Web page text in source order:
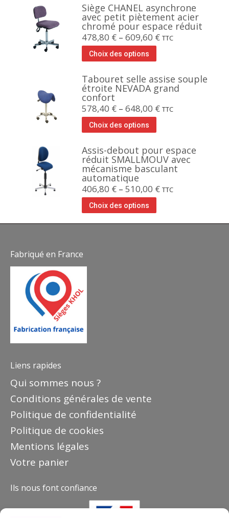
Siège CHANEL asynchrone
avec petit piètement acier
chromé pour espace réduit
478,80 € – 609,60 € TTC
Choix des options
Tabouret selle assise souple
étroite NEVADA grand
confort
578,40 € – 648,00 € TTC
Choix des options
Assis-debout pour espace
réduit SMALLMOUV avec
mécanisme basculant
automatique
406,80 € – 510,00 € TTC
Choix des options
Fabriqué en France
Liens rapides
Qui sommes nous ?
Conditions générales de vente
Politique de confidentialité
Politique de cookies
Mentions légales
Votre panier
Ils nous font confiance